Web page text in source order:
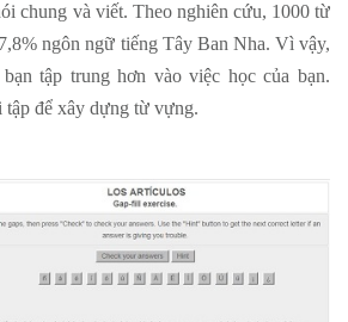
chung và viết. Theo nghiên cứu, 1000 từ
ngôn ngữ tiếng Tây Ban Nha. Vì vậy,
tập trung hơn vào việc học của bạn.
để xây dựng từ vựng.